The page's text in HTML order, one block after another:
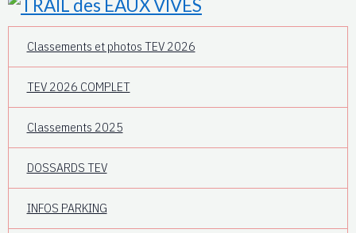
Classements et photos TEV 2026
TEV 2026 COMPLET
Classements 2025
DOSSARDS TEV
INFOS PARKING